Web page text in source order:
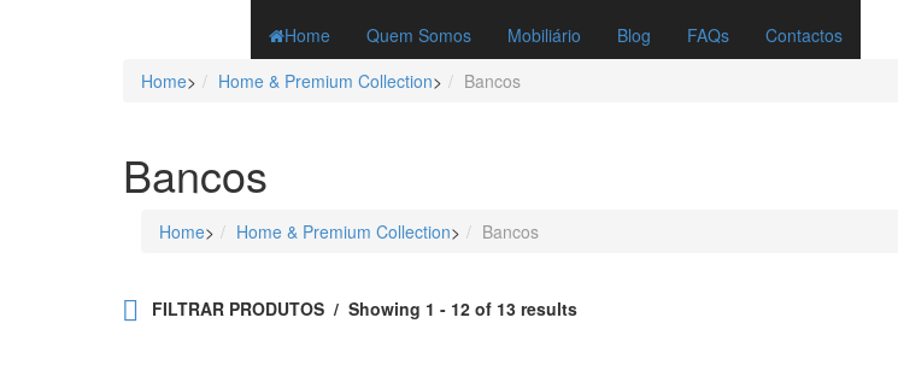
Home
Quem Somos Mobiliário Blog FAQs Contactos
Home> Home & Premium Collection> Bancos
Bancos
Home> Home & Premium Collection> Bancos
FILTRAR PRODUTOS Showing 1 - 12 of 13 results